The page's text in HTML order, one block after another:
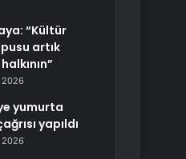
“Kültür
artık
2026
yumurta
yapıldı
2026